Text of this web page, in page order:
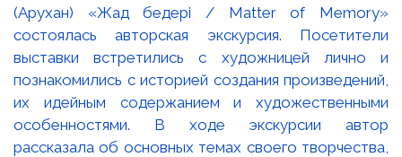
(Арухан) «Жад бедері / Matter of Memory»
состоялась авторская экскурсия. Посетители
выставки встретились с художницей лично и
познакомились с историей создания произведений,
их идейным содержанием и художественными
особенностями. В ходе экскурсии автор
рассказала об основных темах своего творчества,